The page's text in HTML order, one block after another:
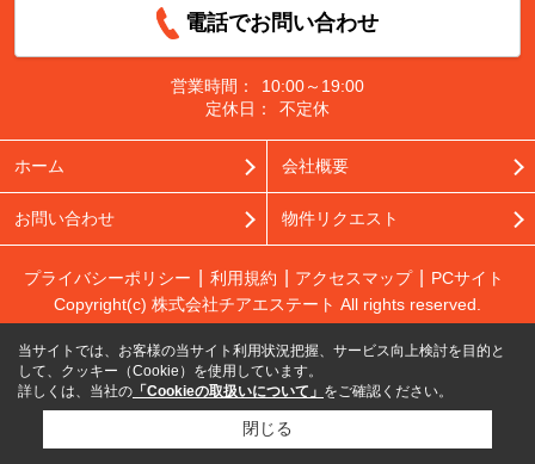
電話でお問い合わせ
営業時間：
10:00～19:00
定休日：
不定休
ホーム 会社概要
お問い合わせ 物件リクエスト
プライバシーポリシー 利用規約 アクセスマップ
PCサイト
Copyright(c) 株式会社チアエステート All rights reserved.
当サイトでは、お客様の当サイト利用状況把握、サービス向上検討を目的と
して、クッキー（Cookie）を使用しています。
詳しくは、当社の 「Cookieの取扱いについて」 をご確認ください。
閉じる